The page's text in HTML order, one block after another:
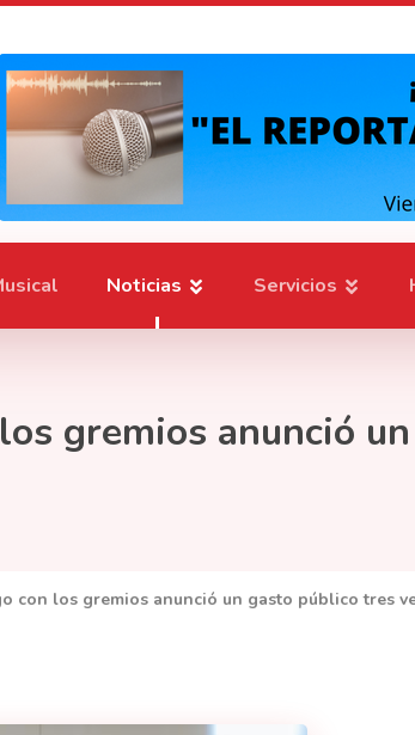
Noticias Servicios
gremios anunció
con los gremios anunció un gasto público tres